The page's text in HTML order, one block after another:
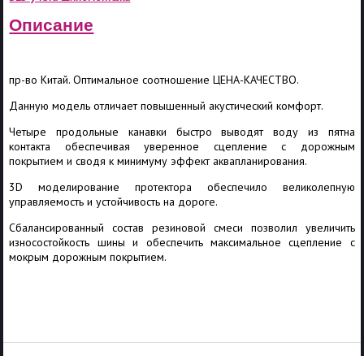
Описание
пр-во Китай. Оптимальное соотношение ЦЕНА-КАЧЕСТВО.
Данную модель отличает повышенный акустический комфорт.
Четыре продольные канавки быстро выводят воду из пятна
контакта обеспечивая уверенное сцепление с дорожным
покрытием и сводя к минимуму эффект аквапланирования.
3D моделирование протектора обеспечило великолепную
управляемость и устойчивость на дороге.
Сбалансированный состав резиновой смеси позволил увеличить
износостойкость шины и обеспечить максимальное сцепление с
мокрым дорожным покрытием.